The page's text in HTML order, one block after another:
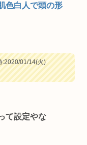
色白人で頭の形
:2020/01/14(火)
て設定やな